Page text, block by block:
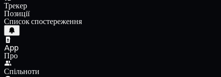
Трекер
Позиції
Список спостереження
App
Про
Спільноти